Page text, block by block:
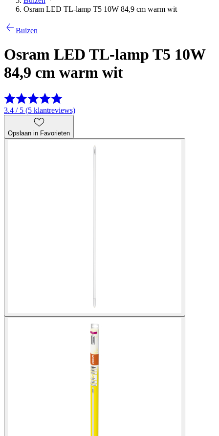
Osram LED TL-lamp T5 10W 84,9 cm warm wit
Buizen
Osram LED TL-lamp T5 10W
84,9 cm warm wit
3.4 / 5 (5 klantreviews)
Opslaan in Favorieten